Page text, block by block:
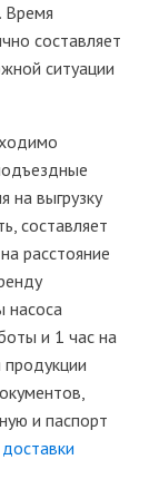
Время
составляет
ситуации
на выгрузку
составляет
расстояние
насоса
и 1 час на
и паспорт